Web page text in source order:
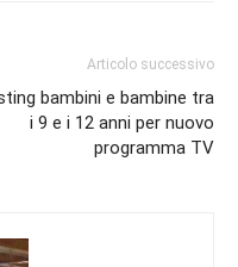
Articolo successivo
bambini e bambine tra
i 9 e i 12 anni per nuovo
programma TV